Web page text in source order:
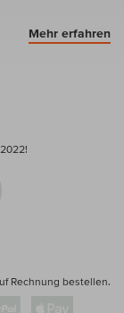
Mehr erfahren
Rechnung bestellen.